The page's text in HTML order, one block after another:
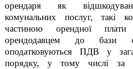
орендаря як
комунальних послуг, такі
частиною орендної
орендодавцем до бази
оподатковуються ПДВ у
порядку, у тому числі